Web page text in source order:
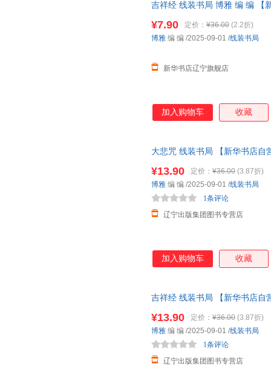
吉祥经 线装书局 博雅 编 编 【
¥7.90 定价： ¥36.00 (2.2折)
新华书店辽宁旗舰店
博雅 编 编 /2025-09-01 /线装书局
加入购物车 收藏
大悲咒 线装书局 【新华书店自
¥13.90 定价： ¥36.00 (3.87折)
辽宁出版集团图书专营店
1条评论
博雅 编 编 /2025-09-01 /线装书局
加入购物车 收藏
吉祥经 线装书局 【新华书店自
¥13.90 定价： ¥36.00 (3.87折)
辽宁出版集团图书专营店
1条评论
博雅 编 编 /2025-09-01 /线装书局